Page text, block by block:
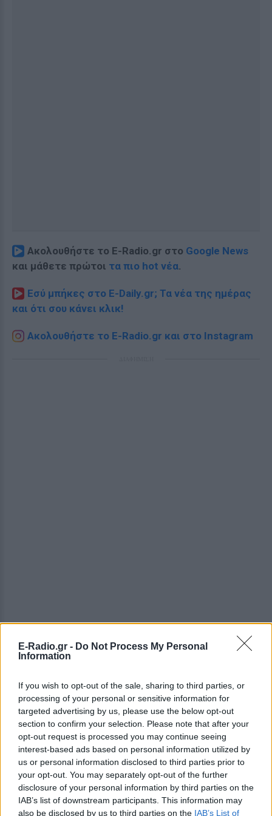
E-Radio.gr - Do Not Process My Personal
Information
If you wish to opt-out of the sale, sharing to third parties, or
processing of your personal or sensitive information for
targeted advertising by us, please use the below opt-out
section to confirm your selection. Please note that after your
opt-out request is processed you may continue seeing
interest-based ads based on personal information utilized by
us or personal information disclosed to third parties prior to
your opt-out. You may separately opt-out of the further
disclosure of your personal information by third parties on the
IAB’s list of downstream participants. This information may
also be disclosed by us to third parties on the IAB’s List of
Ακολουθήστε το E-Radio.gr στο Google News
και μάθετε πρώτοι τα πιο hot νέα.
Εσύ μπήκες στο E-Daily.gr; Τα νέα της ημέρας
και ότι σου κάνει κλικ!
Ακολουθήστε το E-Radio.gr και στο Instagram
ΔΕΙΤΕ ΕΠΙΣΗΣ
ΣΤΗΝ ΙΔΙΑ ΚΑΤΗΓΟΡΙΑ
Οι συναυλίες επιτέλους
βγάζουν φτηνά εισιτήρια ‑
Ποιοι καλλιτέχνες κατέβασαν
τις τιμές
ΠΡΙΝ 3 ΏΡΕΣ
Οι fans δεν αντέχουν άλλες αυξήσεις: Τα
φθηνά εισιτήρια που εξαφανίζονται σε
λίγα λεπτά